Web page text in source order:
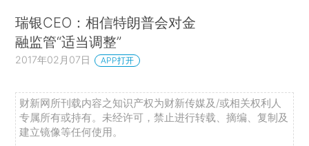
瑞银CEO：相信特朗普会对金
融监管“适当调整”
2017年02月07日 APP打开
财新网所刊载内容之知识产权为财新传媒及/或相关权利人
专属所有或持有。未经许可，禁止进行转载、摘编、复制及
建立镜像等任何使用。